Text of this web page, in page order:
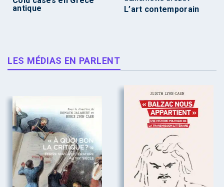
antique
L’art contemporain
LES MÉDIAS EN PARLENT